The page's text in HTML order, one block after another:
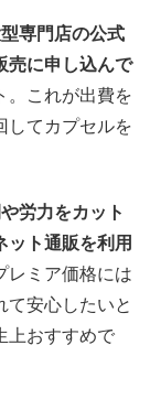
専門店の公式
売に申し込んで
。これが出費を
してカプセルを
労力をカット
ット通販を利用
レミア価格には
て安心したいと
上おすすめで